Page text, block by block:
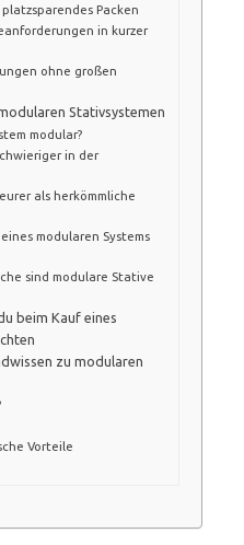
Packen
in kurzer
ohne großen
Stativsystemen
modular?
in der
als herkömmliche
modularen Systems
sind modulare Stative
beim Kauf eines
zu modularen
Vorteile